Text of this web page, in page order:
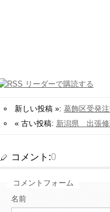
新しい投稿 »: 葛飾区受発
« 古い投稿: 新潟県 出張
コメント:0
コメントフォーム
名前